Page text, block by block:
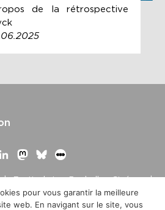
de la rétrospective
| Festival La Rochelle Cinéma |
– Mentions légales –Conditions
pour vous garantir la meilleure
web. En navigant sur le site, vous